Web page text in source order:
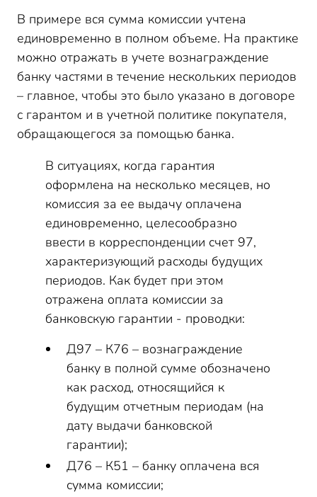
В примере вся сумма комиссии учтена
единовременно в полном объеме. На практике
можно отражать в учете вознаграждение
банку частями в течение нескольких периодов
– главное, чтобы это было указано в договоре
с гарантом и в учетной политике покупателя,
обращающегося за помощью банка.
В ситуациях, когда гарантия
оформлена на несколько месяцев, но
комиссия за ее выдачу оплачена
единовременно, целесообразно
ввести в корреспонденции счет 97,
характеризующий расходы будущих
периодов. Как будет при этом
отражена оплата комиссии за
банковскую гарантии - проводки:
Д97 – К76 – вознаграждение
банку в полной сумме обозначено
как расход, относящийся к
будущим отчетным периодам (на
дату выдачи банковской
гарантии);
Д76 – К51 – банку оплачена вся
сумма комиссии;